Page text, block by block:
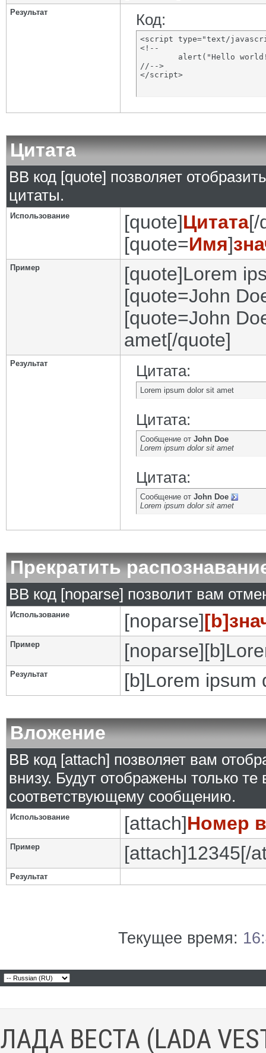
Результат Код:
<script type="text/
<!--
//-->
</script>
Цитата
BB код [quote] позволяет
цитаты.
Использование [quote]Цитата[/
[quote=Имя]
Пример
[quote]Lorem
[quote=John
[quote=John
amet[/quote]
Результат Цитата:
Lorem ipsum dolor sit amet
Цитата:
Сообщение от John Doe
Lorem ipsum dolor sit amet
Цитата:
Сообщение от John Doe
Lorem ipsum dolor sit amet
Прекратить
BB код [noparse] позволит вам
Использование [noparse]
Пример
Результат [b]Lorem ipsum
Вложение
BB код [attach] позволяет вам
внизу. Будут отображены только
соответствующему сообщению.
Использование [attach]Номер
Пример [attach]12345[/
Результат
Текущее время:
ЛАДА ВЕСТА (LADA